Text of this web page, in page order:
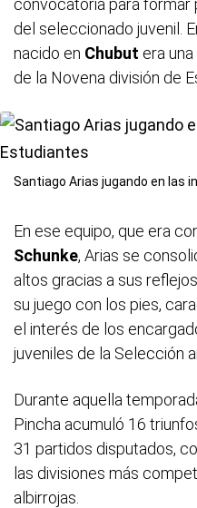
convocatoria para
del seleccionado juvenil.
nacido en Chubut era
de la Novena división de
Santiago Arias jugando en las
En ese equipo, que era
Schunke, Arias se
altos gracias a sus
su juego con los pies,
el interés de los
juveniles de la Selección
Durante aquella
Pincha acumuló 16
31 partidos disputados,
las divisiones más
albirrojas.